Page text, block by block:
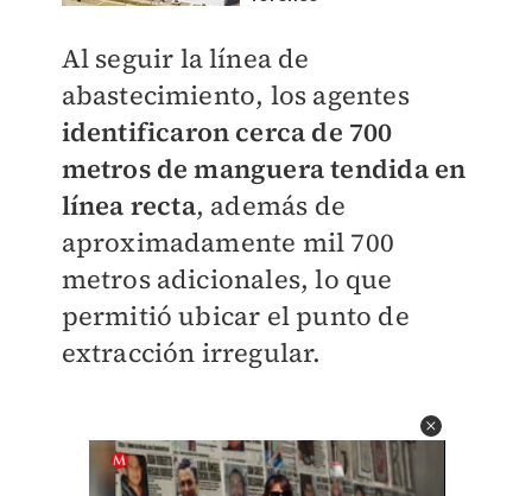
Al seguir la línea de
abastecimiento, los agentes
identificaron cerca de 700
metros de manguera tendida en
línea recta, además de
aproximadamente mil 700
metros adicionales, lo que
permitió ubicar el punto de
extracción irregular.